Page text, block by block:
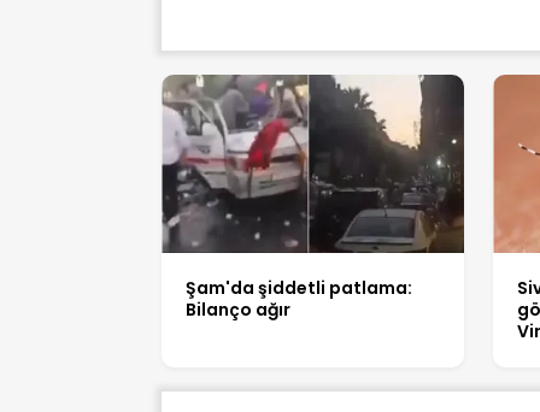
Şam'da şiddetli patlama:
Bilanço ağır